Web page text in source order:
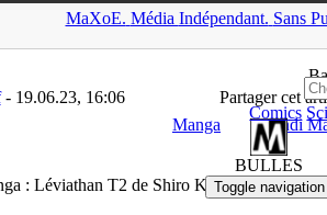
MaXoE. Média Indépendant. Sans
Comics
BULLES
Toggle navigation
▲
- 19.06.23, 16:06 Partager cet
Manga
Lundi
: Léviathan T2 de Shiro Kuroi (Ki-oon),